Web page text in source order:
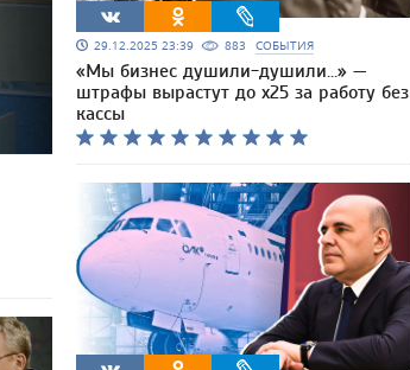
29.12.2025 23:39 883 СОБЫТИЯ
«Мы бизнес душили-душили…» —
штрафы вырастут до x25 за работу без
кассы